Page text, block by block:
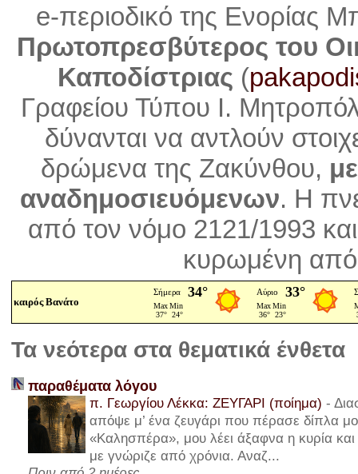
e-περιοδικό της Ενορίας
Πρωτοπρεσβύτερος του
Καποδίστριας (
Γραφείου Τύπου Ι.
δύνανται να αντλούν
δρώμενα της Ζακύνθου,
αναδημοσιευόμενων. Η
από τον νόμο 2121/1993
κυρωμένη
καιρός Βανάτο
Τα νεότερα στα θεματικά ένθετα
παραθέματα λόγου
π. Γεωργίου Λέκκα: ΖΕΥΓΑΡΙ (ποίημα) -
απόψε μ’ ένα ζευγάρι που πέρασε δίπλα
«Καλησπέρα», μου λέει άξαφνα η κυρία και
με γνώριζε από χρόνια. Αναζ...